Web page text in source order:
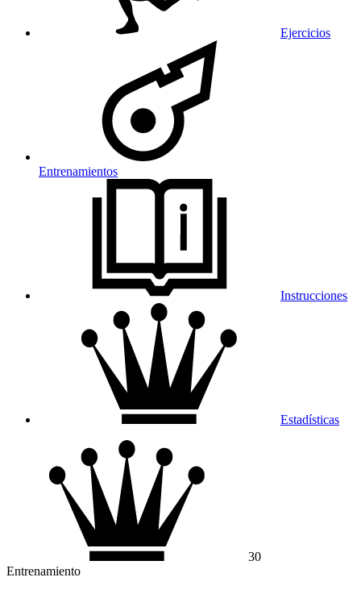
Ejercicios
Entrenamientos
Instrucciones
Estadísticas
30
Entrenamiento